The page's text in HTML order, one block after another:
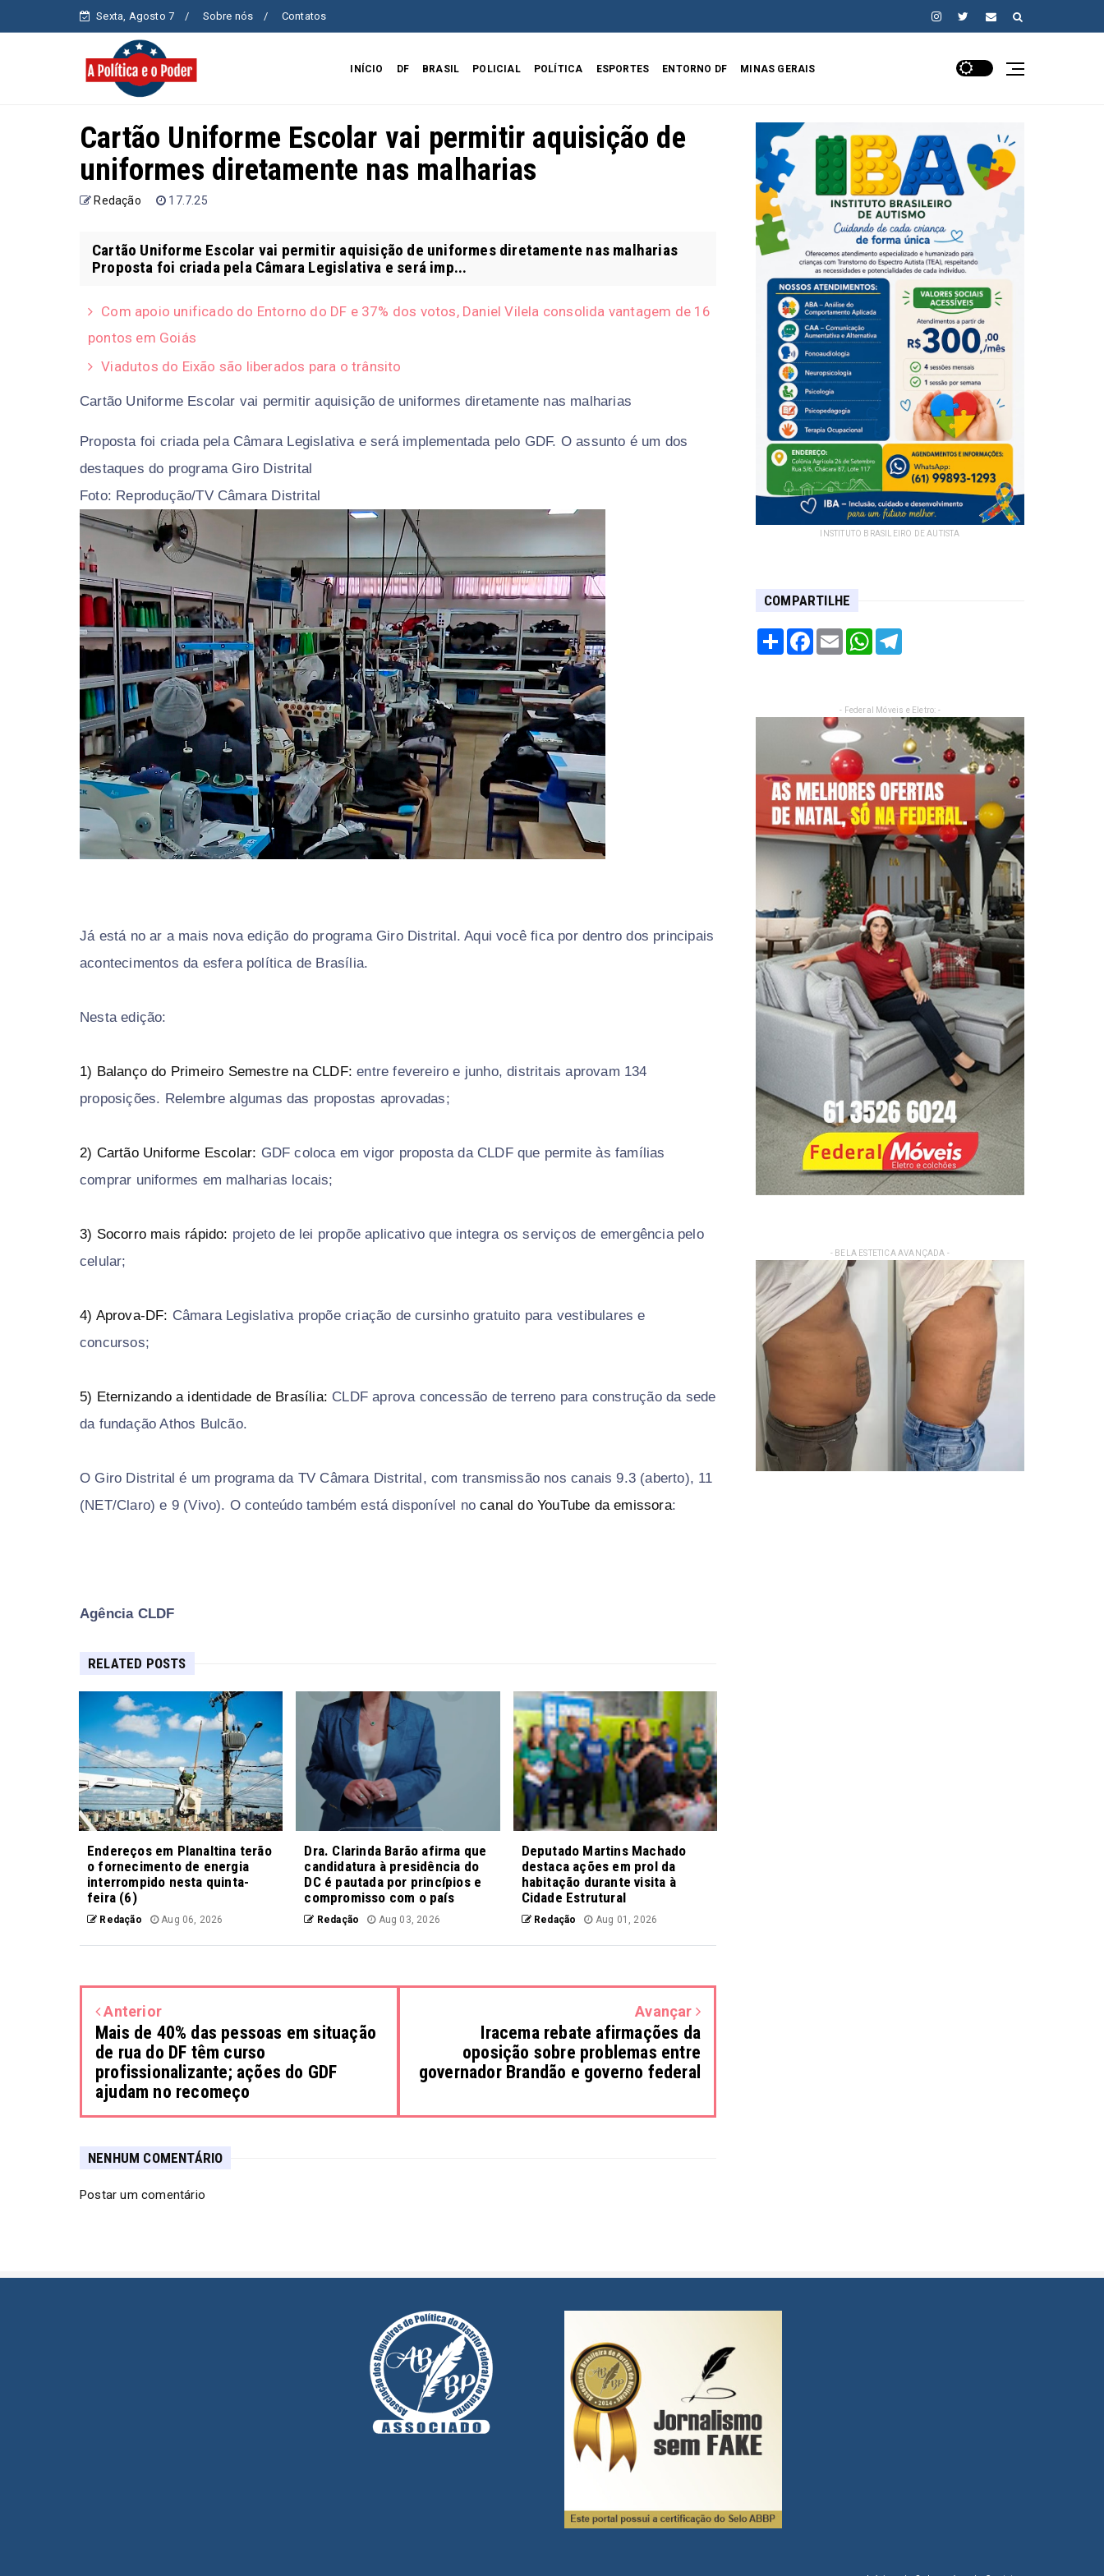
Sexta, Agosto 7 Sobre nós Contatos
INÍCIO DF BRASIL POLICIAL POLÍTICA ESPORTES ENTORNO DF MINAS GERAIS
Cartão Uniforme Escolar vai permitir aquisição de
uniformes diretamente nas malharias
Redação 17.7.25
Cartão Uniforme Escolar vai permitir aquisição de uniformes diretamente nas malharias
Proposta foi criada pela Câmara Legislativa e será imp...
Com apoio unificado do Entorno do DF e 37% dos votos, Daniel Vilela consolida vantagem de 16
pontos em Goiás
Viadutos do Eixão são liberados para o trânsito
Cartão Uniforme Escolar vai permitir aquisição de uniformes diretamente nas malharias
Proposta foi criada pela Câmara Legislativa e será implementada pelo GDF. O assunto é um dos
destaques do programa Giro Distrital
Foto: Reprodução/TV Câmara Distrital
Já está no ar a mais nova edição do programa Giro Distrital. Aqui você fica por dentro dos principais
acontecimentos da esfera política de Brasília.
Nesta edição:
1) Balanço do Primeiro Semestre na CLDF:entre fevereiro e junho, distritais aprovam 134
proposições. Relembre algumas das propostas aprovadas;
2) Cartão Uniforme Escolar: GDF coloca em vigor proposta da CLDF que permite às famílias
comprar uniformes em malharias locais;
3) Socorro mais rápido: projeto de lei propõe aplicativo que integra os serviços de emergência pelo
celular;
4) Aprova-DF: Câmara Legislativa propõe criação de cursinho gratuito para vestibulares e
concursos;
5) Eternizando a identidade de Brasília: CLDF aprova concessão de terreno para construção da sede
da fundação Athos Bulcão.
O Giro Distrital é um programa da TV Câmara Distrital, com transmissão nos canais 9.3 (aberto), 11
(NET/Claro) e 9 (Vivo). O conteúdo também está disponível nocanal do YouTube da emissora:
Agência CLDF
RELATED POSTS
Endereços em Planaltina terão
o fornecimento de energia
interrompido nesta quinta-
feira (6)
Redação Aug 06, 2026
Dra. Clarinda Barão afirma que
candidatura à presidência do
DC é pautada por princípios e
compromisso com o país
Redação Aug 03, 2026
Deputado Martins Machado
destaca ações em prol da
habitação durante visita à
Cidade Estrutural
Redação Aug 01, 2026
Anterior
Mais de 40% das pessoas em situação
de rua do DF têm curso
profissionalizante; ações do GDF
ajudam no recomeço
Avançar
Iracema rebate afirmações da
oposição sobre problemas entre
governador Brandão e governo federal
NENHUM COMENTÁRIO
Postar um comentário
INSTITUTO BRASILEIRO DE AUTISTA
COMPARTILHE
Share Facebook
Email WhatsApp
- Federal Móveis e Eletro: -
- BELA ESTETICA AVANÇADA -